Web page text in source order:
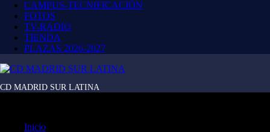
CAMPUS-TECNIFICACIÓN
FOTOS
TV-RADIO
TIENDA
PLAZAS 2026-2027
CD MADRID SUR LATINA
Inicio